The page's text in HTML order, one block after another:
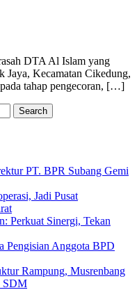
DTA Al Islam yang
Jaya, Kecamatan Cikedung,
tahap pengecoran, […]
PT. BPR Subang Gemi
Jadi Pusat
Perkuat Sinergi, Tekan
Pengisian Anggota BPD
Rampung, Musrenbang
SDM